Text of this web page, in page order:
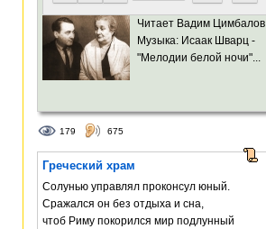
Читает Вадим Цимбалов
Музыка: Исаак Шварц -
"Мелодии белой ночи"...
179 675
Греческий храм
Солунью управлял проконсул юный.
Сражался он без отдыха и сна,
чтоб Риму покорился мир подлунный